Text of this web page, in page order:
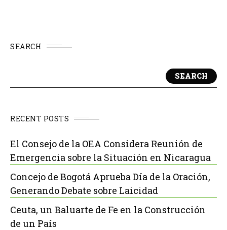
SEARCH
SEARCH
RECENT POSTS
El Consejo de la OEA Considera Reunión de
Emergencia sobre la Situación en Nicaragua
Concejo de Bogotá Aprueba Día de la Oración,
Generando Debate sobre Laicidad
Ceuta, un Baluarte de Fe en la Construcción
de un País